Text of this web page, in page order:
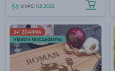
U VÁS:11.8.2026
2+1 ZDARMA
Vlastný text zadarmo